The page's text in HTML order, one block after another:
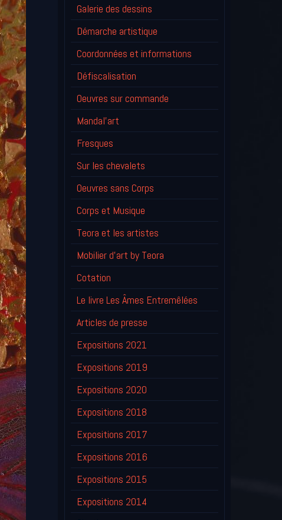
Galerie des dessins
Démarche artistique
Coordonnées et informations
Défiscalisation
Oeuvres sur commande
Mandal'art
Fresques
Sur les chevalets
Oeuvres sans Corps
Corps et Musique
Teora et les artistes
Mobilier d'art by Teora
Cotation
Le livre Les Âmes Entremêlées
Articles de presse
Expositions 2021
Expositions 2019
Expositions 2020
Expositions 2018
Expositions 2017
Expositions 2016
Expositions 2015
Expositions 2014